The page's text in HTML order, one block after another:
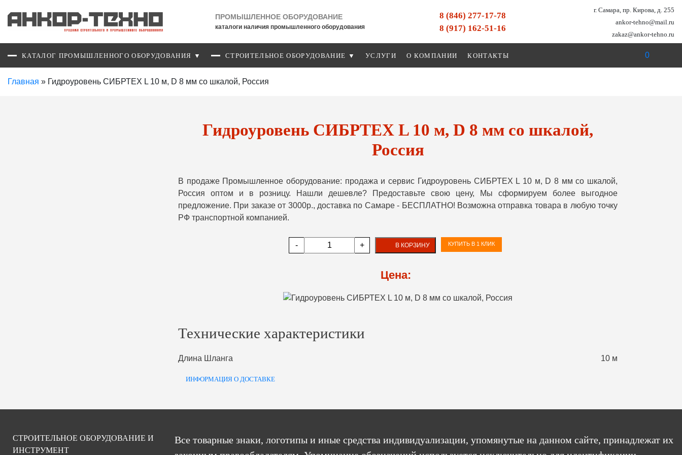
ПРОМЫШЛЕННОЕ ОБОРУДОВАНИЕ
каталоги наличия промышленного оборудования
8 (846) 277-17-78
8 (917) 162-51-16
г. Самара, пр. Кирова, д. 255
ankor-tehno@mail.ru
zakaz@ankor-tehno.ru
КАТАЛОГ ПРОМЫШЛЕННОГО ОБОРУДОВАНИЯ ▼ СТРОИТЕЛЬНОЕ ОБОРУДОВАНИЕ ▼ УСЛУГИ О КОМПАНИИ КОНТАКТЫ 0
Главная » Гидроуровень СИБРТЕХ L 10 м, D 8 мм со шкалой, Россия
Гидроуровень СИБРТЕХ L 10 м, D 8 мм со шкалой,
Россия
В продаже Промышленное оборудование: продажа и сервис Гидроуровень СИБРТЕХ L 10 м, D 8 мм со шкалой,
Россия оптом и в розницу. Нашли дешевле? Предоставьте свою цену, Мы сформируем более выгодное
предложение. При заказе от 3000р., доставка по Самаре - БЕСПЛАТНО! Возможна отправка товара в любую точку
РФ транспортной компанией.
- + В КОРЗИНУ КУПИТЬ В 1 КЛИК
Цена:
Технические характеристики
Длина Шланга 10 м
ИНФОРМАЦИЯ О ДОСТАВКЕ
СТРОИТЕЛЬНОЕ ОБОРУДОВАНИЕ И
ИНСТРУМЕНТ
Все товарные знаки, логотипы и иные средства индивидуализации, упомянутые на данном сайте, принадлежат их